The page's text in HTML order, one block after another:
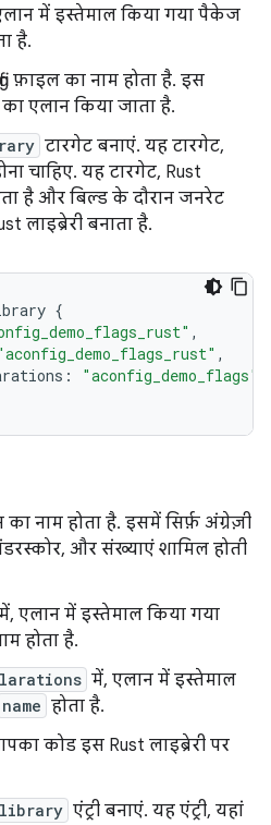
में इस्तेमाल किया गया पैकेज
है.
फ़ाइल का नाम होता है. इस
एलान किया जाता है.
टारगेट बनाएं. यह टारगेट,
चाहिए. यह टारगेट, Rust
है और बिल्ड के दौरान जनरेट
लाइब्रेरी बनाता है.
{
,
,
: "aconfig_demo_flags"
का नाम होता है. इसमें सिर्फ़ अंग्रेज़ी
और संख्याएं शामिल होती
एलान में इस्तेमाल किया गया
होता है.
में, एलान में इस्तेमाल
name होता है.
कोड इस Rust लाइब्रेरी पर
एंट्री बनाएं. यह एंट्री, यहां